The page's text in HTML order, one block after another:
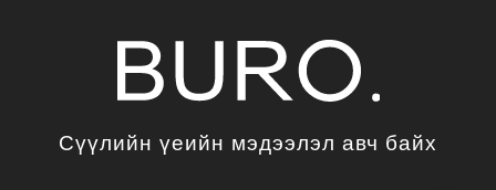
Сүүлийн үеийн мэдээлэл авч байх